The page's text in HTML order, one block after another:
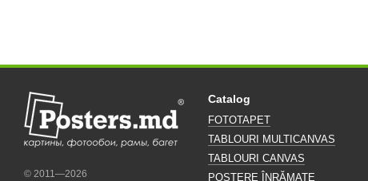
© 2011—2026
Catalog
FOTOTAPET
TABLOURI MULTICANVAS
TABLOURI CANVAS
POSTERE ÎNRĂMATE